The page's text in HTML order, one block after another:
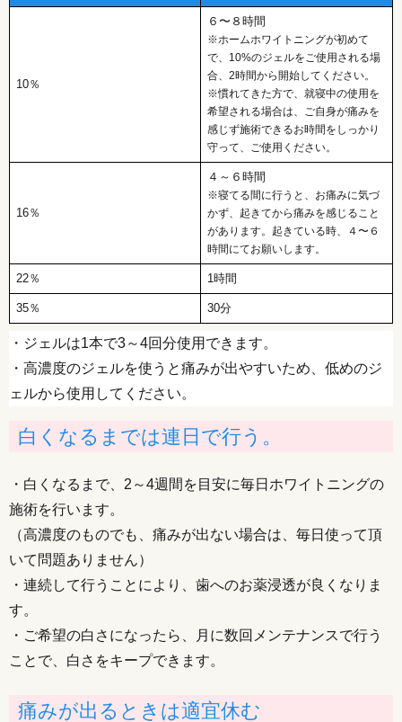
10％
６〜８時間
※ホームホワイトニングが初めて
で、10%のジェルをご使用される場
合、2時間から開始してください。
※慣れてきた方で、就寝中の使用を
希望される場合は、ご自身が痛みを
感じず施術できるお時間をしっかり
守って、ご使用ください。
16％
４～６時間
※寝てる間に行うと、お痛みに気づ
かず、起きてから痛みを感じること
があります。起きている時、４〜６
時間にてお願いします。
22％ 1時間
35％ 30分
・ジェルは1本で3～4回分使用できます。
・高濃度のジェルを使うと痛みが出やすいため、低めのジ
ェルから使用してください。
白くなるまでは連日で行う。
・白くなるまで、2～4週間を目安に毎日ホワイトニングの
施術を行います。
（高濃度のものでも、痛みが出ない場合は、毎日使って頂
いて問題ありません）
・連続して行うことにより、歯へのお薬浸透が良くなりま
す。
・ご希望の白さになったら、月に数回メンテナンスで行う
ことで、白さをキープできます。
痛みが出るときは適宜休む